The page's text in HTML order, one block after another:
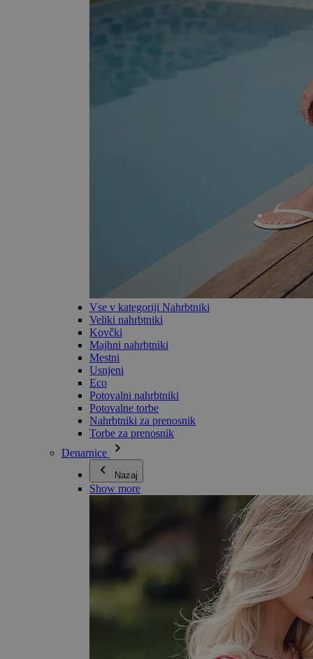
Vse v kategoriji Nahrbtniki
Veliki nahrbtniki
Kovčki
Majhni nahrbtniki
Mestni
Usnjeni
Eco
Potovalni nahrbtniki
Potovalne torbe
Nahrbtniki za prenosnik
Torbe za prenosnik
Denarnice
Nazaj
Show more